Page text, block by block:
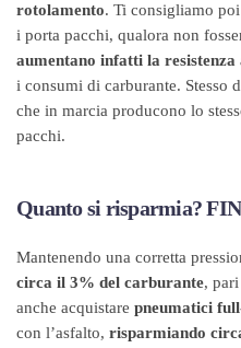
rotolamento. Ti consigliamo
i porta pacchi, qualora non
aumentano infatti la resistenza
i consumi di carburante. Stesso
che in marcia producono lo
pacchi.
Quanto si risparmia?
Mantenendo una corretta
circa il 3% del carburante,
anche acquistare pneumatici
con l’asfalto, risparmiando